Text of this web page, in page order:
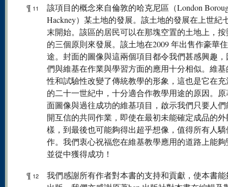
¶ 11
該項目的概念來自倫敦的哈克尼區（London
Hackney）某土地的發展。該土地的發展在上世紀
末開始。該區的居民可以在那塊空置的土地上，
的三個原則來發展。該土地在2009 年出售作豪華
途。封面的圖像與這兩個項目都令我們甚感興趣
們與維基在作業與學習方面的應用十分相似。維
性和試驗性改變了傳統教學的形象，這也是它在
的二十一世紀中，十分適合作教學用途的原因。
面圖像與過往成功的維基項目，啟示我們只要人
開互信的共同作業，即使在最初未能確定成品的外
樣，到最後也可能夠得出超乎想像，值得所有人
作。我們衷心祝福您在維基教學應用的道路上能
並從中獲得成功！
¶ 12
我們感謝所有作者對本書的支持和貢獻，使本書